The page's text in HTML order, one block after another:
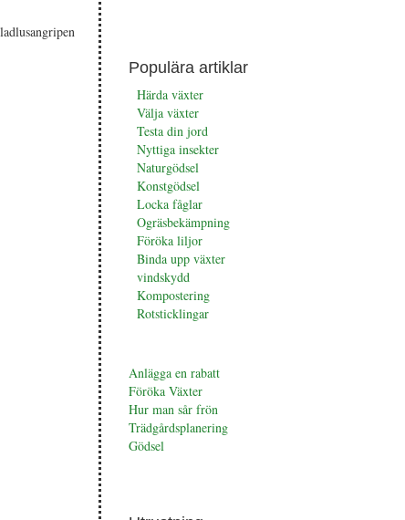
Populära artiklar
Härda växter
Välja växter
Testa din jord
Nyttiga insekter
Naturgödsel
Konstgödsel
Locka fåglar
Ogräsbekämpning
Föröka liljor
Binda upp växter
vindskydd
Kompostering
Rotsticklingar
Anlägga en rabatt
Föröka Växter
Hur man sår frön
Trädgårdsplanering
Gödsel